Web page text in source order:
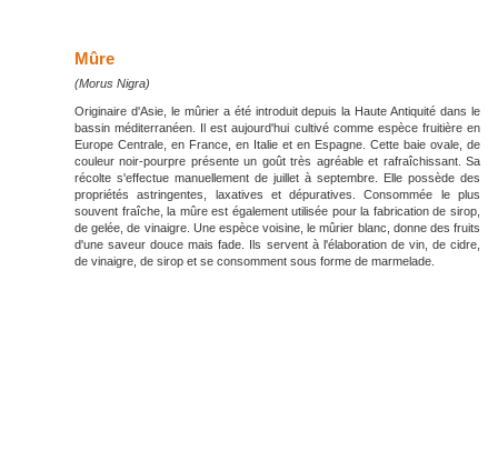
Mûre
(Morus Nigra)
Originaire d'Asie, le mûrier a été introduit depuis la Haute Antiquité dans le
bassin méditerranéen. Il est aujourd'hui cultivé comme espèce fruitière en
Europe Centrale, en France, en Italie et en Espagne. Cette baie ovale, de
couleur noir-pourpre présente un goût très agréable et rafraîchissant. Sa
récolte s'effectue manuellement de juillet à septembre. Elle possède des
propriétés astringentes, laxatives et dépuratives. Consommée le plus
souvent fraîche, la mûre est également utilisée pour la fabrication de sirop,
de gelée, de vinaigre. Une espèce voisine, le mûrier blanc, donne des fruits
d'une saveur douce mais fade. Ils servent à l'élaboration de vin, de cidre,
de vinaigre, de sirop et se consomment sous forme de marmelade.